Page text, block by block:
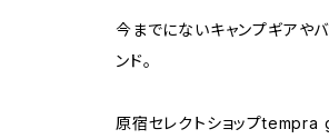
今までにないキャンプギアや
ンド。
原宿セレクトショップ